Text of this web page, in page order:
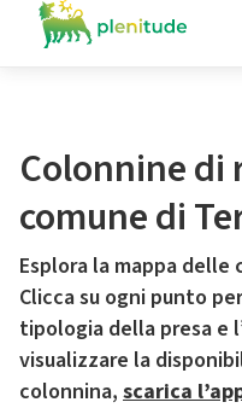
Colonnine di
comune di
Esplora la mappa
Clicca su ogni punto
tipologia della presa e
visualizzare la
colonnina, scarica